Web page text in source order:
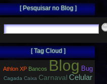
[ Pesquisar no Blog ]
[ Tag Cloud ]
Athlon XP Bancos Blog Bug
Cagada Caixa Carnaval Celular